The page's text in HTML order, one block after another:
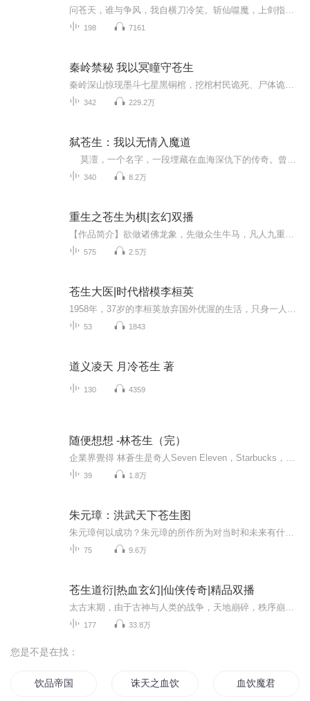
198 7161
秦岭禁秘 我以冥瞳守苍生
342 229.2万
弑苍生：我以无情入魔道
340 8.2万
重生之苍生为棋|玄幻双播
575 2.5万
苍生大医|时代楷模李桓英
53 1843
道义凌天 月冷苍生 著
130 4359
随便想想 -林苍生（完）
39 1.8万
朱元璋：洪武天下苍生图
75 9.6万
苍生道衍|热血玄幻|仙侠传奇|精品双播
177 33.8万
您是不是在找：
饮品帝国 诛天之血饮苍穹 血饮魔君